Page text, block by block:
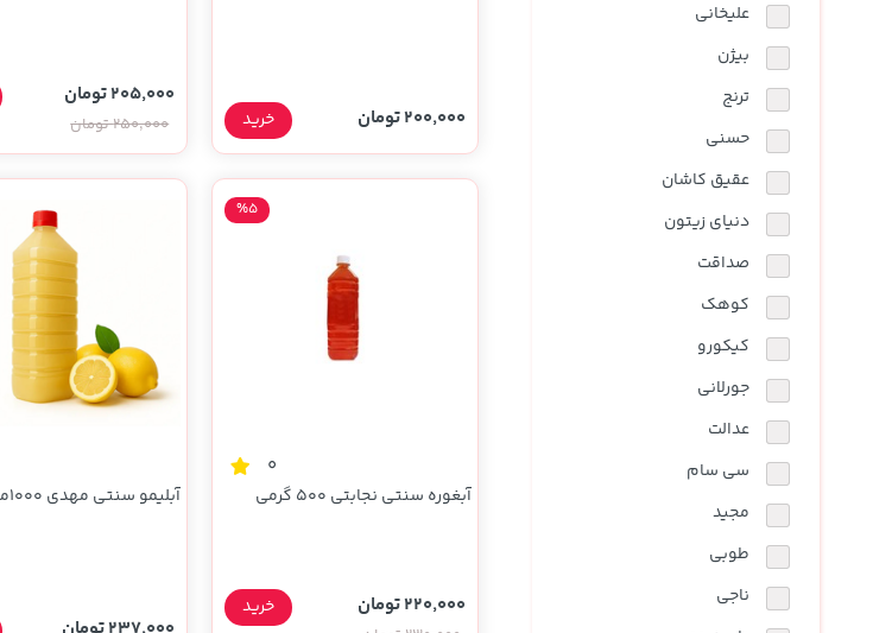
علیخانی
بیژن
ترنج
حسنی
عقیق کاشان
دنیای زیتون
صداقت
کوهک
کیکورو
جورلانی
عدالت
سی سام
مجید
طوبی
ناجی
200,000 تومان خرید
205,000 تومان
250,000 تومان
0
آبغوره سنتی نجابتی 500 گرمی
%5
220,000 تومان خرید
آبلیمو سنتی مهدی 1000میلی لیتری